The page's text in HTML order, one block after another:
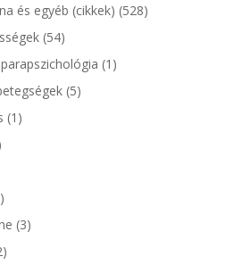
és egyéb (cikkek) (528)
(54)
(1)
(5)
(1)
(3)